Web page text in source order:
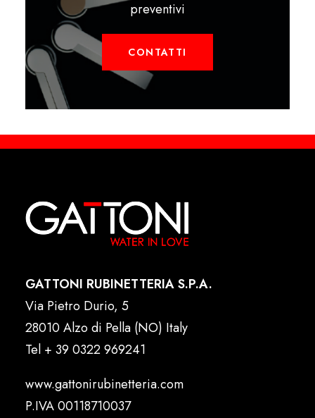
preventivi
CONTATTI
GATTONI RUBINETTERIA S.P.A.
Via Pietro Durio, 5
28010 Alzo di Pella (NO) Italy
Tel + 39 0322 969241
www.gattonirubinetteria.com
P.IVA 00118710037